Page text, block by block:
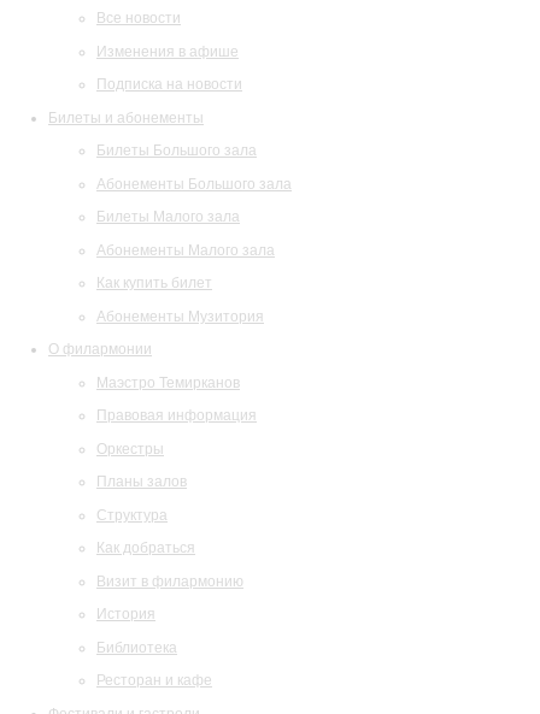
Все новости
Изменения в афише
Подписка на новости
Билеты и абонементы
Билеты Большого зала
Абонементы Большого зала
Билеты Малого зала
Абонементы Малого зала
Как купить билет
Абонементы Музитория
О филармонии
Маэстро Темирканов
Правовая информация
Оркестры
Планы залов
Структура
Как добраться
Визит в филармонию
История
Библиотека
Ресторан и кафе